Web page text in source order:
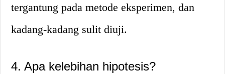
tergantung pada metode eksperimen, dan
kadang-kadang sulit diuji.
4. Apa kelebihan hipotesis?